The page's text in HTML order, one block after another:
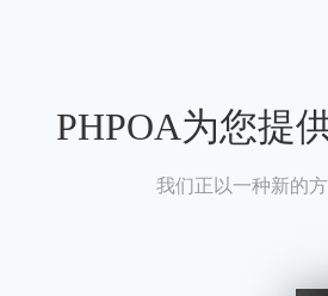
PHPOA为您提
我们正以一种新的